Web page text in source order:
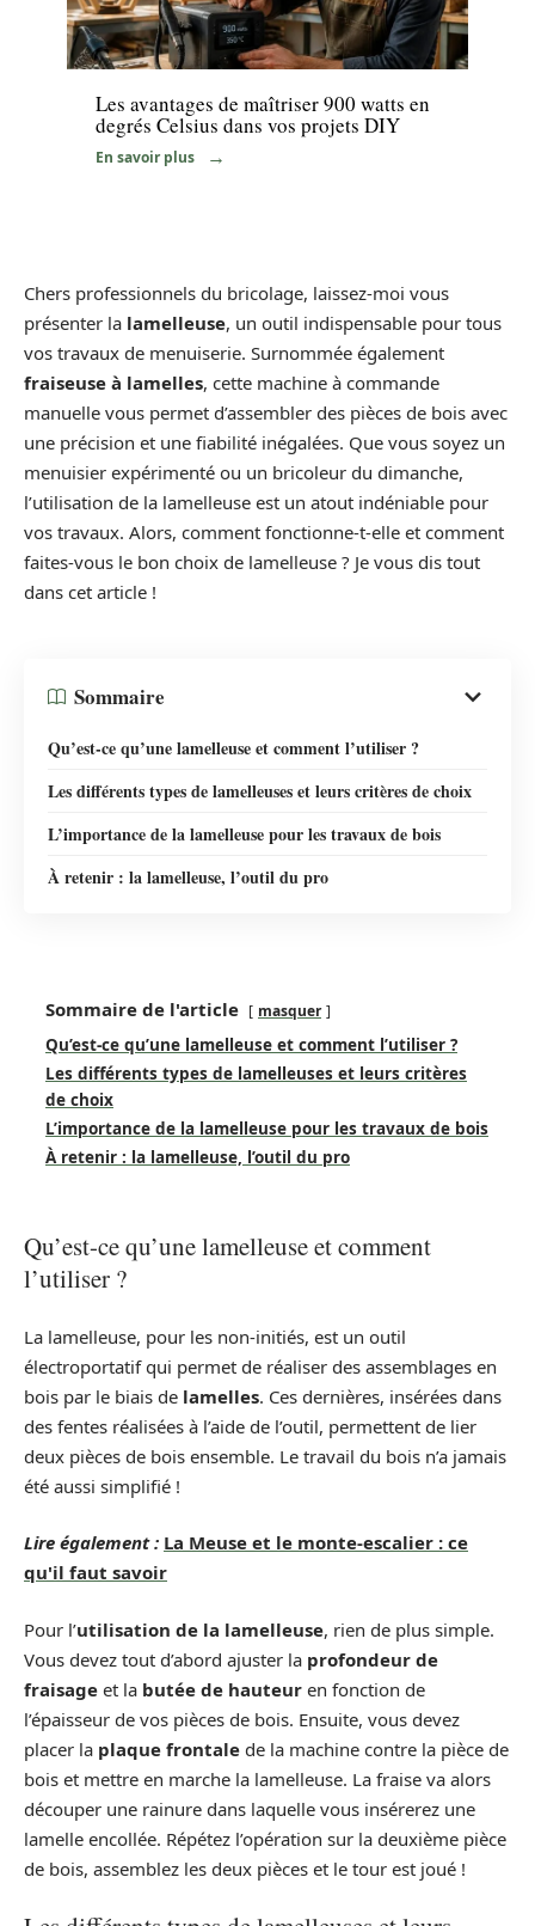
Equipement
Les avantages de maîtriser 900 watts en
degrés Celsius dans vos projets DIY
En savoir plus
Chers professionnels du bricolage, laissez-moi vous
présenter la lamelleuse, un outil indispensable pour tous
vos travaux de menuiserie. Surnommée également
fraiseuse à lamelles, cette machine à commande
manuelle vous permet d’assembler des pièces de bois avec
une précision et une fiabilité inégalées. Que vous soyez un
menuisier expérimenté ou un bricoleur du dimanche,
l’utilisation de la lamelleuse est un atout indéniable pour
vos travaux. Alors, comment fonctionne-t-elle et comment
faites-vous le bon choix de lamelleuse ? Je vous dis tout
dans cet article !
Sommaire
Qu’est-ce qu’une lamelleuse et comment l’utiliser ?
Les différents types de lamelleuses et leurs critères de choix
L’importance de la lamelleuse pour les travaux de bois
À retenir : la lamelleuse, l’outil du pro
Sommaire de l'article masquer
Qu’est-ce qu’une lamelleuse et comment l’utiliser ?
Les différents types de lamelleuses et leurs critères
de choix
L’importance de la lamelleuse pour les travaux de bois
À retenir : la lamelleuse, l’outil du pro
Qu’est-ce qu’une lamelleuse et comment
l’utiliser ?
La lamelleuse, pour les non-initiés, est un outil
électroportatif qui permet de réaliser des assemblages en
bois par le biais de lamelles. Ces dernières, insérées dans
des fentes réalisées à l’aide de l’outil, permettent de lier
deux pièces de bois ensemble. Le travail du bois n’a jamais
été aussi simplifié !
Lire également : La Meuse et le monte-escalier : ce
qu'il faut savoir
Pour l’utilisation de la lamelleuse, rien de plus simple.
Vous devez tout d’abord ajuster la profondeur de
fraisage et la butée de hauteur en fonction de
l’épaisseur de vos pièces de bois. Ensuite, vous devez
placer la plaque frontale de la machine contre la pièce de
bois et mettre en marche la lamelleuse. La fraise va alors
découper une rainure dans laquelle vous insérerez une
lamelle encollée. Répétez l’opération sur la deuxième pièce
de bois, assemblez les deux pièces et le tour est joué !